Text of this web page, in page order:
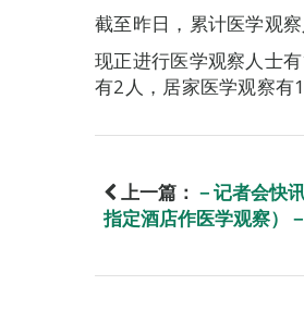
截至昨日，累计医学观察
现正进行医学观察人士
有2人，居家医学观察有1
上一篇： －记者会快
指定酒店作医学观察）－